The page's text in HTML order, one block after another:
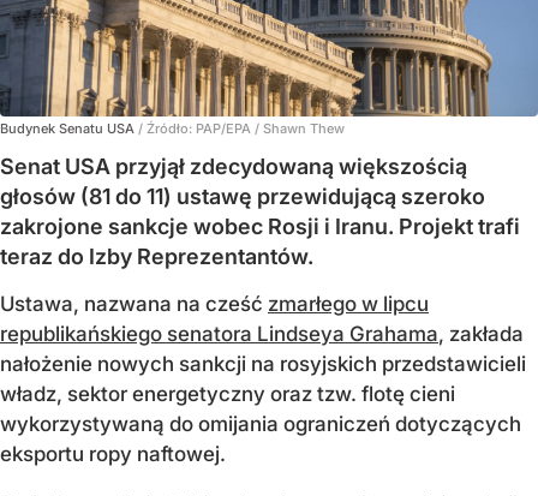
Budynek Senatu USA / Źródło: PAP/EPA / Shawn Thew
Senat USA przyjął zdecydowaną większością
głosów (81 do 11) ustawę przewidującą szeroko
zakrojone sankcje wobec Rosji i Iranu. Projekt trafi
teraz do Izby Reprezentantów.
Ustawa, nazwana na cześć zmarłego w lipcu
republikańskiego senatora Lindseya Grahama, zakłada
nałożenie nowych sankcji na rosyjskich przedstawicieli
władz, sektor energetyczny oraz tzw. flotę cieni
wykorzystywaną do omijania ograniczeń dotyczących
eksportu ropy naftowej.